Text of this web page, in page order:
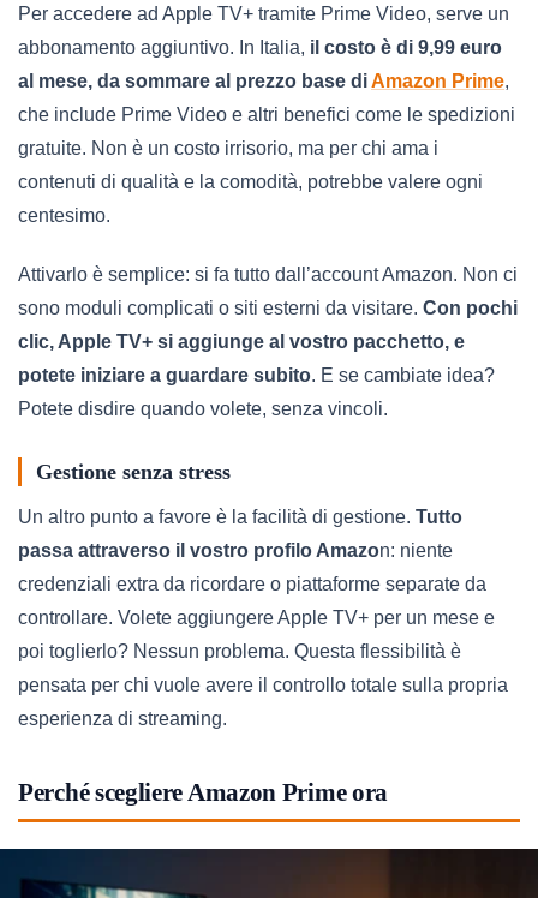
Per accedere ad Apple TV+ tramite Prime Video, serve un
abbonamento aggiuntivo. In Italia, il costo è di 9,99 euro
al mese, da sommare al prezzo base diAmazon Prime,
che include Prime Video e altri benefici come le spedizioni
gratuite. Non è un costo irrisorio, ma per chi ama i
contenuti di qualità e la comodità, potrebbe valere ogni
centesimo.
Attivarlo è semplice: si fa tutto dall’account Amazon. Non ci
sono moduli complicati o siti esterni da visitare. Con pochi
clic, Apple TV+ si aggiunge al vostro pacchetto, e
potete iniziare a guardare subito. E se cambiate idea?
Potete disdire quando volete, senza vincoli.
Gestione senza stress
Un altro punto a favore è la facilità di gestione. Tutto
passa attraverso il vostro profilo Amazon: niente
credenziali extra da ricordare o piattaforme separate da
controllare. Volete aggiungere Apple TV+ per un mese e
poi toglierlo? Nessun problema. Questa flessibilità è
pensata per chi vuole avere il controllo totale sulla propria
esperienza di streaming.
Perché scegliere Amazon Prime ora